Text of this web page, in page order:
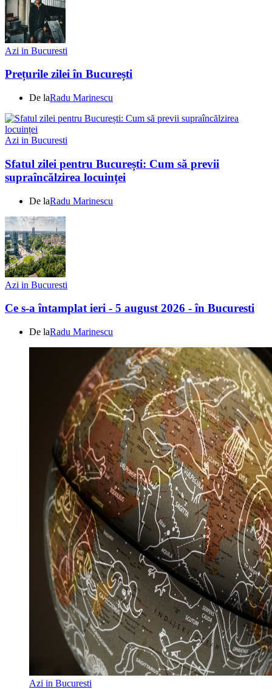
Azi in Bucuresti
Prețurile zilei în București
De laRadu Marinescu
Azi in Bucuresti
Sfatul zilei pentru București: Cum să previi
supraîncălzirea locuinței
De laRadu Marinescu
Azi in Bucuresti
Ce s-a întamplat ieri - 5 august 2026 - în Bucuresti
De laRadu Marinescu
Azi in Bucuresti